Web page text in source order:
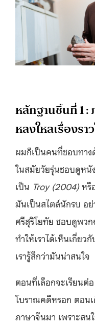
หลักฐานชิ้นที่ 1 :
หลงใหลเรื่องร
ผมก็เป็นคนที่ชอบทาง
ในสมัยวัยรุ่นชอบดูหนั
เป็น Troy (2004)หรื
มันเป็นสไตล์นักรบ อย่
ศรีสุริโยทัย ชอบดูพว
ทำให้เราได้เห็นเกี่ยว
เรารู้สึกว่ามันน่าสนใจ
ตอนที่เลือกจะเรียนต่
โบราณคดีหรอก ตอน
ภาษาจีนมา เพราะสน